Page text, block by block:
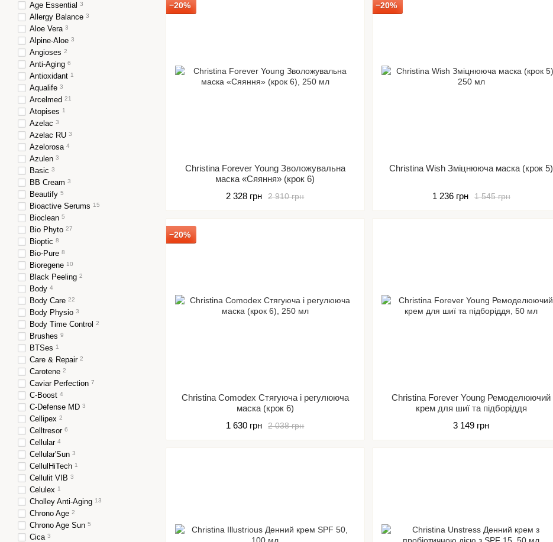
−20%
Christina Forever Young Зволожувальна
маска «Сяяння» (крок 6)
2 910 грн
2 328 грн
−20%
Christina Wish Зміцнююча маска (крок 5)
1 545 грн
1 236 грн
−20%
Christina Comodex Стягуюча і регулююча
маска (крок 6)
2 038 грн
1 630 грн
Christina Forever Young Ремоделюючий
крем для шиї та підборіддя
3 149 грн
Age Essential 3
Allergy Balance 3
Aloe Vera 3
Alpine-Aloe 3
Angioses 2
Anti-Aging 6
Antioxidant 1
Aqualife 3
Arcelmed 21
Atopises 1
Azelac 3
Azelac RU 3
Azelorosa 4
Azulen 3
Basic 3
BB Cream 3
Beautify 5
Bioactive Serums 15
Bioclean 5
Bio Phyto 27
Bioptic 8
Bio-Pure 8
Bioregene 10
Black Peeling 2
Body 4
Body Care 22
Body Physio 3
Body Time Control 2
Brushes 9
BTSes 1
Care & Repair 2
Carotene 2
Caviar Perfection 7
C-Boost 4
C-Defense MD 3
Cellipex 2
Celltresor 6
Cellular 4
Cellular'Sun 3
CellulHiTech 1
Cellulit VIB 3
Celulex 1
Cholley Anti-Aging 13
Chrono Age 2
Chrono Age Sun 5
Cica 3